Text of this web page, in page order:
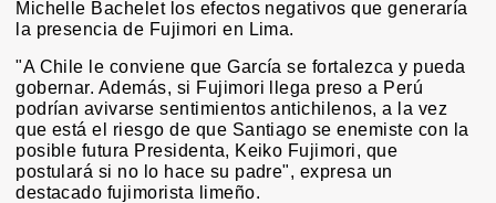
Michelle Bachelet los efectos negativos que generaría
la presencia de Fujimori en Lima.
"A Chile le conviene que García se fortalezca y pueda
gobernar. Además, si Fujimori llega preso a Perú
podrían avivarse sentimientos antichilenos, a la vez
que está el riesgo de que Santiago se enemiste con la
posible futura Presidenta, Keiko Fujimori, que
postulará si no lo hace su padre", expresa un
destacado fujimorista limeño.